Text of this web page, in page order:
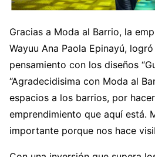
Gracias a Moda al Barrio, la
Wayuu Ana Paola Epinayú,
pensamiento con los diseños
“Agradecidisima con Moda al
espacios a los barrios, por
emprendimiento que aquí está.
importante porque nos hace